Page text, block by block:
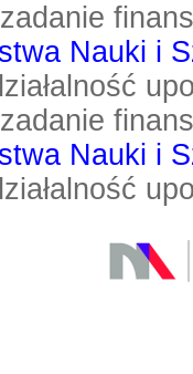
Nauki i
Nauki i